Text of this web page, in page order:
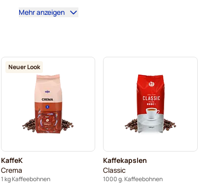
Kaffeebohnen von L'OR
Kaffeebohnen von Tonino Lamborghini
Kaffekapslen Kaffeebohnen
Mehr anzeigen
Neuer Look
KaffeK
Crema
1 kg Kaffeebohnen
Kaffekapslen
Classic
1000 g. Kaffeebohnen